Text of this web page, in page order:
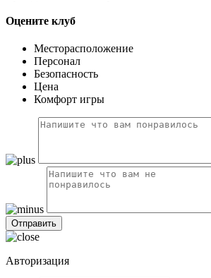
Оцените клуб
Месторасположение
Персонал
Безопасность
Цена
Комфорт игры
Авторизация